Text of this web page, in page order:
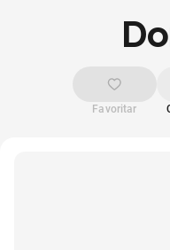
Favoritar